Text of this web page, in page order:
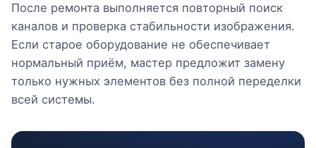
После ремонта выполняется повторный поиск
каналов и проверка стабильности изображения.
Если старое оборудование не обеспечивает
нормальный приём, мастер предложит замену
только нужных элементов без полной переделки
всей системы.